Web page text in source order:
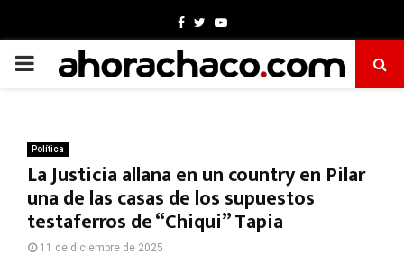
Facebook
TwitterYoutube
PRIMARY
Política
La Justicia allana en un country en Pilar
una de las casas de los supuestos
testaferros de “Chiqui” Tapia
11 de diciembre de 2025